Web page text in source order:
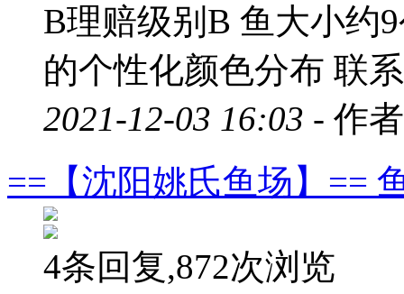
B理赔级别B 鱼大小约
的个性化颜色分布 联
2021-12-03 16:03 - 作
==【沈阳姚氏鱼场】==
4条回复,872次浏览